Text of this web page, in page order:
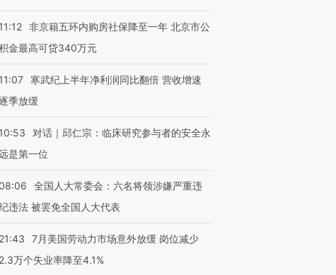
11:12 非京籍五环内购房社保降至一年 北京市公
金最高可贷340万元
11:07
寒武纪上半年净利润同比翻倍 营收增速
季放缓
10:53
对话｜邱仁宗：临床研究参与者的安全永
是第一位
08:06
全国人大常委会：六名将领涉嫌严重违
违法 被罢免全国人大代表
21:43
7月美国劳动力市场意外放缓 岗位减少
2.3万个失业率降至4.1%